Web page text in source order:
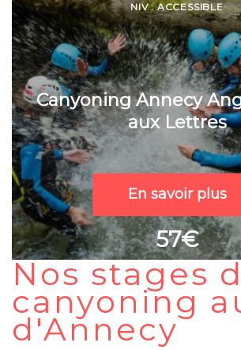
NIV : ACCESSIBLE
Canyoning Annecy
aux Lettres
En savoir plus
57€
Nos stages
canyoning
d'Annecy